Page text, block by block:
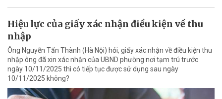
Hiệu lực của giấy xác nhận điều kiện về thu
nhập
Ông Nguyễn Tấn Thành (Hà Nội) hỏi, giấy xác nhận về điều kiện thu
nhập ông đã xin xác nhận của UBND phường nơi tạm trú trước
ngày 10/11/2025 thì có tiếp tục được sử dụng sau ngày
10/11/2025 không?